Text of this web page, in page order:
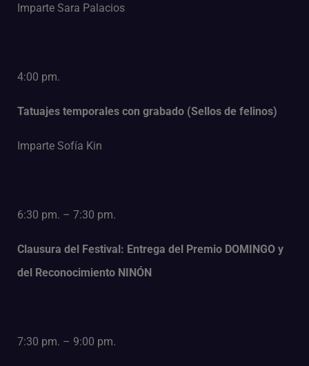
Imparte Sara Palacios
4:00 pm.
Tatuajes temporales con grabado (Sellos de felinos)
Imparte Sofía Kin
6:30 pm. – 7:30 pm.
Clausura del Festival: Entrega del Premio DOMINGO y
del Reconocimiento NINÓN
7:30 pm. – 9:00 pm.